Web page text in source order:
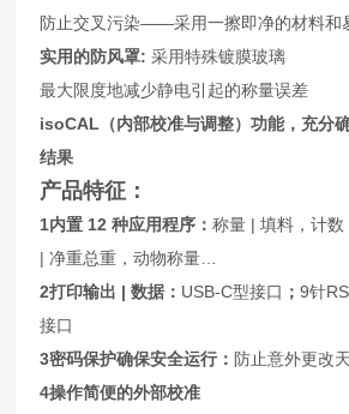
防止交叉污染——采用一擦即净的材料和
实用的防风罩: 采用特殊镀膜玻璃
最大限度地减少静电引起的称量误差
isoCAL （内部校准与调整）功能，充分
结果
产品特征：
1内置 12 种应用程序：称量 | 填料，计
| 净重总重，动物称量…
2打印输出 | 数据： USB-C型接口 ；9针
接口
3密码保护确保安全运行： 防止意外更改
4操作简便的外部校准